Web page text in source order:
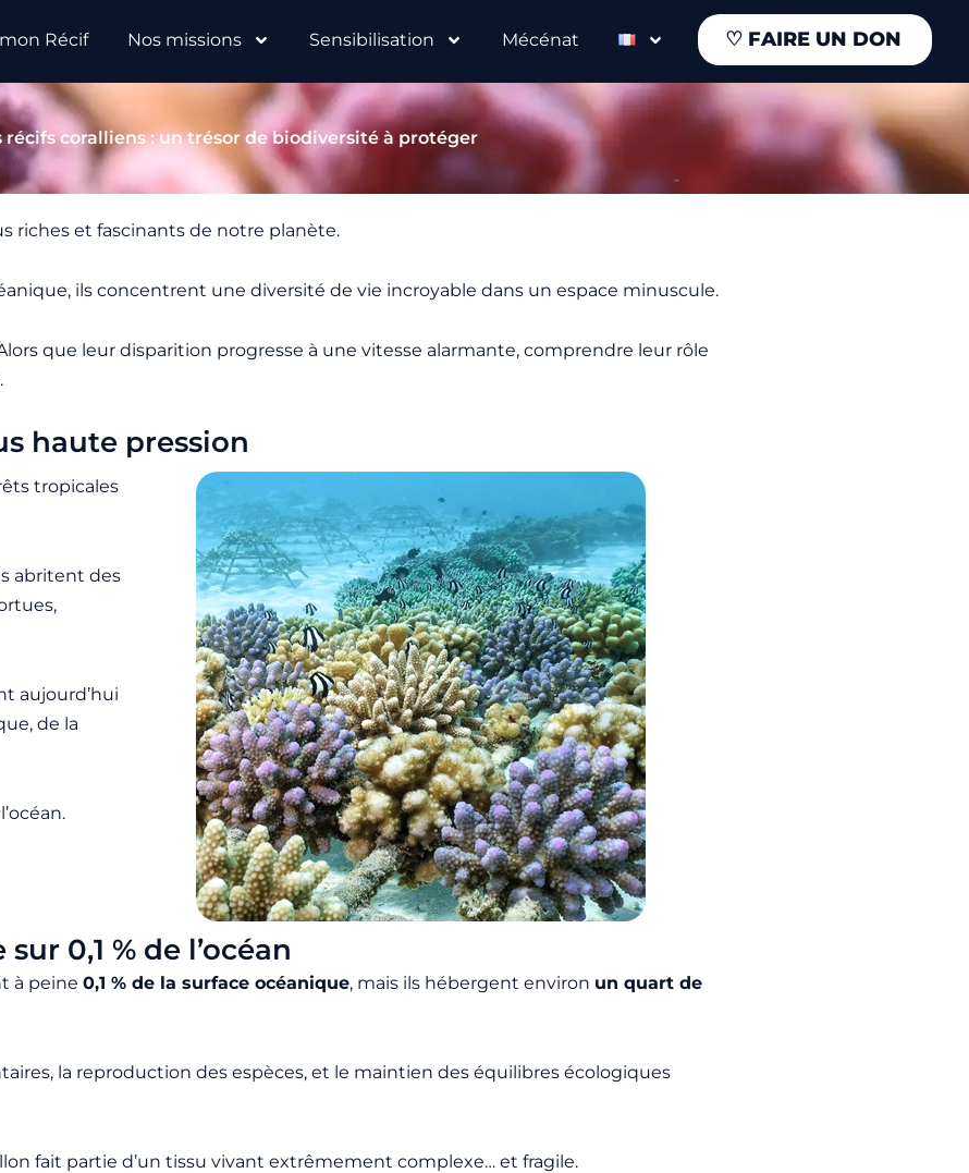
Récif Nos missions Sensibilisation Mécénat ♡ FAIRE UN DON
récifs coralliens : un trésor de biodiversité à protéger
riches et fascinants de notre planète.
ils concentrent une diversité de vie incroyable dans un espace minuscule.
que leur disparition progresse à une vitesse alarmante, comprendre leur rôle
haute pression
tropicales
abritent des
aujourd’hui
de la
0,1 % de l’océan
à peine 0,1 % de la surface océanique, mais ils hébergent environ un quart de
la reproduction des espèces, et le maintien des équilibres écologiques
fait partie d’un tissu vivant extrêmement complexe… et fragile.